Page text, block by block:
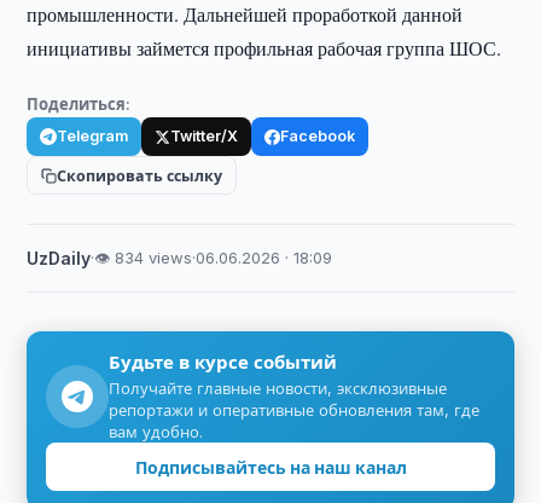
промышленности. Дальнейшей проработкой данной
инициативы займется профильная рабочая группа ШОС.
Поделиться:
Telegram Twitter/X Facebook
Скопировать ссылку
UzDaily·👁 834 views·06.06.2026 · 18:09
Будьте в курсе событий
Получайте главные новости, эксклюзивные
репортажи и оперативные обновления там, где
вам удобно.
Подписывайтесь на наш канал